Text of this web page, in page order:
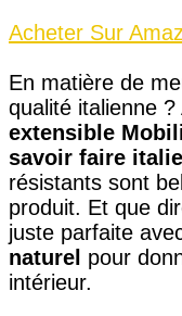
Acheter Sur
En matière de
qualité italienne
extensible
savoir faire
résistants sont
produit. Et que
juste parfaite
naturel pour
intérieur.